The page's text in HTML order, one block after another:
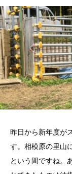
昨日から新年度が
す。相模原の里山
という間ですね。